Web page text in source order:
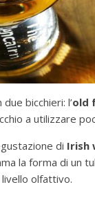
bicchieri: l’old
a utilizzare
di Irish
la forma di un
olfattivo.